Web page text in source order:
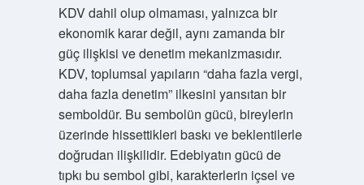
KDV dahil olup olmaması, yalnızca bir
ekonomik karar değil, aynı zamanda bir
güç ilişkisi ve denetim mekanizmasıdır.
KDV, toplumsal yapıların “daha fazla vergi,
daha fazla denetim” ilkesini yansıtan bir
semboldür. Bu sembolün gücü, bireylerin
üzerinde hissettikleri baskı ve beklentilerle
doğrudan ilişkilidir. Edebiyatın gücü de
tıpkı bu sembol gibi, karakterlerin içsel ve